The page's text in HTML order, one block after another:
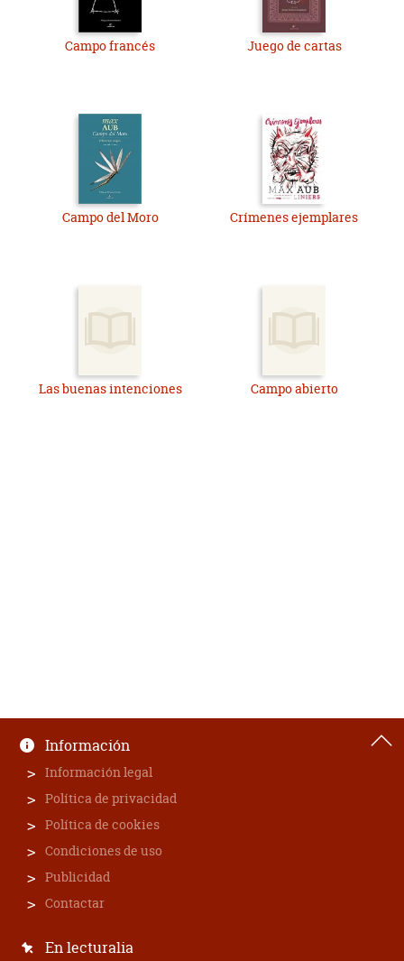
Campo francés Juego de cartas
Campo del Moro Crímenes ejemplares
Las buenas intenciones Campo abierto
Información
Información legal
Política de privacidad
Política de cookies
Condiciones de uso
Publicidad
Contactar
En lecturalia